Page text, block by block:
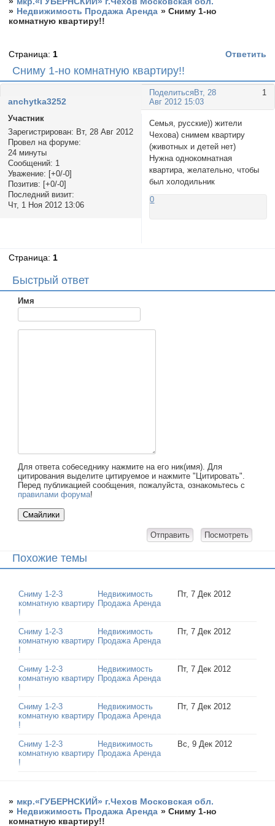
» Недвижимость Продажа Аренда »Сниму 1-но
комнатную квартиру!!
Сниму 1-но комнатную квартиру!!
Страница: 1 Ответить
Поделиться 1
Вт, 28
Авг 2012 15:03
anchytka3252
Участник
Зарегистрирован: Вт, 28 Авг 2012
Провел на форуме:
24 минуты
Сообщений: 1
Уважение: [+0/-0]
Позитив: [+0/-0]
Последний визит:
Чт, 1 Ноя 2012 13:06
Семья, русские)) жители
Чехова) снимем квартиру
(животных и детей нет)
Нужна однокомнатная
квартира, желательно, чтобы
был холодильник
0
Страница: 1
Быстрый ответ
Имя
Для ответа собеседнику нажмите на его ник(имя). Для
цитирования выделите цитируемое и нажмите "Цитировать".
Перед публикацией сообщения, пожалуйста, ознакомьтесь с
правилами форума!
Похожие темы
Сниму 1-2-3
комнатную квартиру
!
Недвижимость
Продажа Аренда
Пт, 7 Дек 2012
Сниму 1-2-3
комнатную квартиру
!
Недвижимость
Продажа Аренда
Пт, 7 Дек 2012
Сниму 1-2-3
комнатную квартиру
!
Недвижимость
Продажа Аренда
Пт, 7 Дек 2012
Сниму 1-2-3
комнатную квартиру
!
Недвижимость
Продажа Аренда
Пт, 7 Дек 2012
Сниму 1-2-3
комнатную квартиру
!
Недвижимость
Продажа Аренда
Вс, 9 Дек 2012
» мкр.«ГУБЕРНСКИЙ» г.Чехов Московская обл.
» Недвижимость Продажа Аренда »Сниму 1-но
комнатную квартиру!!